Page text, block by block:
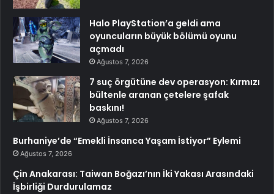
Halo PlayStation’a geldi ama
oyuncuların büyük bölümü oyunu
açmadı
Ağustos 7, 2026
7 suç örgütüne dev operasyon: Kırmızı
bültenle aranan çetelere şafak
baskını!
Ağustos 7, 2026
Burhaniye’de “Emekli İnsanca Yaşam İstiyor” Eylemi
Ağustos 7, 2026
Çin Anakarası: Taiwan Boğazı’nın İki Yakası Arasındaki
İşbirliği Durdurulamaz